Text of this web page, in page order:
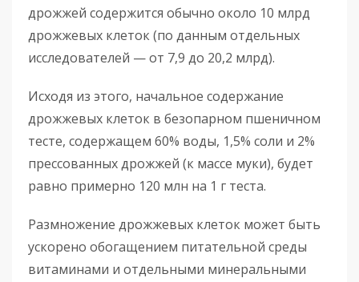
дрожжей содержится обычно около 10 млрд
дрожжевых клеток (по данным отдельных
исследователей — от 7,9 до 20,2 млрд).
Исходя из этого, начальное содержание
дрожжевых клеток в безопарном пшеничном
тесте, содержащем 60% воды, 1,5% соли и 2%
прессованных дрожжей (к массе муки), будет
равно примерно 120 млн на 1 г теста.
Размножение дрожжевых клеток может быть
ускорено обогащением питательной среды
витаминами и отдельными минеральными